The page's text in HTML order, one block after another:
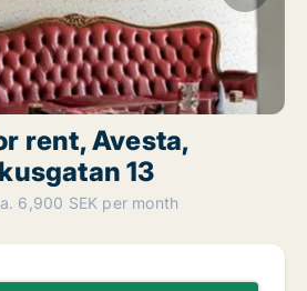
rent, Avesta,
13
6,900 SEK per month